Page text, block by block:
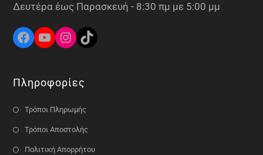
Δευτέρα έως Παρασκευή - 8:30 πμ με 5:00 μμ
Πληροφορίες
Τρόποι Πληρωμής
Τρόποι Αποστολής
Πολιτική Απορρήτου